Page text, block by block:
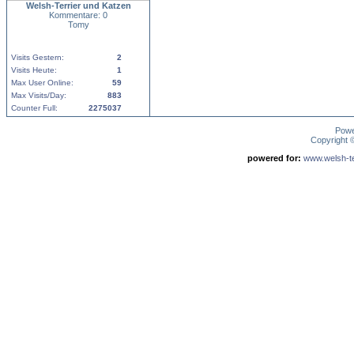
Welsh-Terrier und Katzen
Kommentare: 0
Tomy
Visits Gestern:
2
Visits Heute:
1
Max User Online:
59
Max Visits/Day:
883
Counter Full:
2275037
Copyright
powered for: www.welsh-